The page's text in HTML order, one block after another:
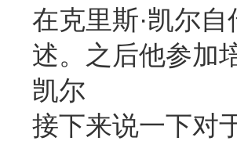
在克里斯·凯尔
述。之后他参加
凯尔
接下来说一下对